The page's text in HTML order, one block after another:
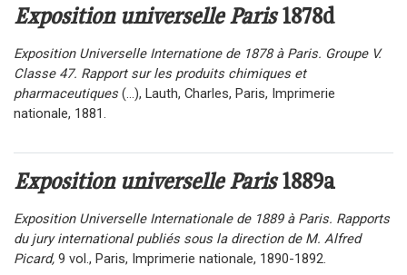
Exposition universelle Paris1878d
Exposition Universelle Internatione de 1878 à Paris. Groupe V.
Classe 47. Rapport sur les produits chimiques et
pharmaceutiques (...), Lauth, Charles, Paris, Imprimerie
nationale, 1881.
Exposition universelle Paris1889a
Exposition Universelle Internationale de 1889 à Paris. Rapports
du jury international publiés sous la direction de M. Alfred
Picard, 9 vol., Paris, Imprimerie nationale, 1890-1892.